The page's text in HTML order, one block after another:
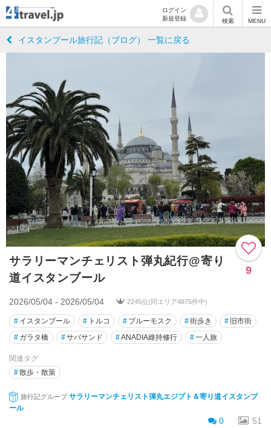
ログイン
新規登録
検索 MENU
イスタンブール旅行記（ブログ） 一覧に戻る
サラリーマンチェリスト弾丸紀行@寄り
道イスタンブール
9
2026/05/04 - 2026/05/04 2245位(同エリア4875件中)
# イスタンブール # トルコ # ブルーモスク #街歩き # 旧市街
# ガラタ橋 #サバサンド #ANADIA維持修行 #一人旅
関連タグ
#散歩・散策
旅行記グループ サラリーマンチェリスト弾丸エジプト＆寄り道イスタンブ
ール
0 51